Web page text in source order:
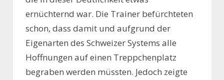
ernüchternd war. Die Trainer befürchteten
schon, dass damit und aufgrund der
Eigenarten des Schweizer Systems alle
Hoffnungen auf einen Treppchenplatz
begraben werden müssten. Jedoch zeigte